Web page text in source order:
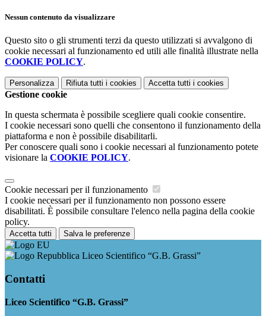
Nessun contenuto da visualizzare
Questo sito o gli strumenti terzi da questo utilizzati si avvalgono di
cookie necessari al funzionamento ed utili alle finalità illustrate nella
COOKIE POLICY.
Personalizza Rifiuta tutti i cookies Accetta tutti i cookies
Gestione cookie
In questa schermata è possibile scegliere quali cookie consentire.
I cookie necessari sono quelli che consentono il funzionamento della
piattaforma e non è possibile disabilitarli.
Per conoscere quali sono i cookie necessari al funzionamento potete
visionare la COOKIE POLICY.
Cookie necessari per il funzionamento
I cookie necessari per il funzionamento non possono essere
disabilitati. È possibile consultare l'elenco nella pagina della cookie
policy.
Accetta tutti Salva le preferenze
Liceo Scientifico “G.B. Grassi”
Contatti
Liceo Scientifico “G.B. Grassi”